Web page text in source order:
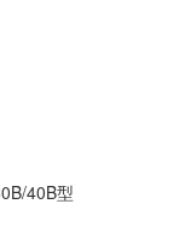
40B型